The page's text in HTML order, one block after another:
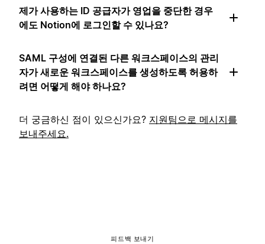
제가 사용하는 ID 공급자가 영업을 중단한 경우
에도 Notion에 로그인할 수 있나요?
SAML 구성에 연결된 다른 워크스페이스의 관리
자가 새로운 워크스페이스를 생성하도록 허용하
려면 어떻게 해야 하나요?
더 궁금하신 점이 있으신가요? 지원팀으로 메시지를
보내주세요.
피드백 보내기